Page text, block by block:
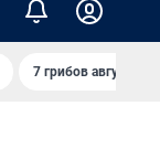
7 грибов августа